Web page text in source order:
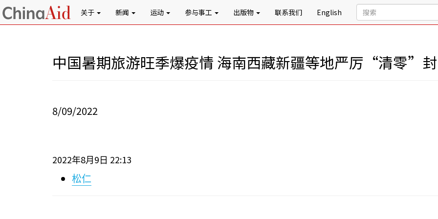
关于 新闻 运动 参与事工 出版物 联系我们 English
中国暑期旅游旺季爆疫情 海南西藏新疆等地严厉“清零”
8/09/2022
2022年8月 9 日 22:13
松仁